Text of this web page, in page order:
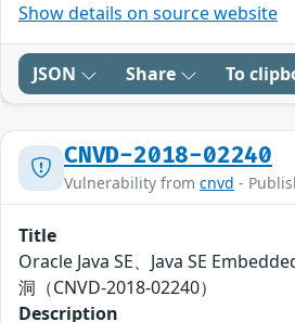
Show details on source website
JSON Share To
CNVD-2018-02240
Vulnerability from cnvd -
Title
Oracle Java SE、Java SE
洞（CNVD-2018-02240）
Description